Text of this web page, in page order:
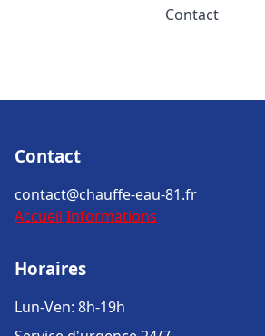
Contact
Contact
contact@chauffe-eau-81.fr
Accueil Informations
Horaires
Lun-Ven: 8h-19h